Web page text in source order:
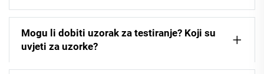
Mogu li dobiti uzorak za testiranje? Koji su
uvjeti za uzorke?